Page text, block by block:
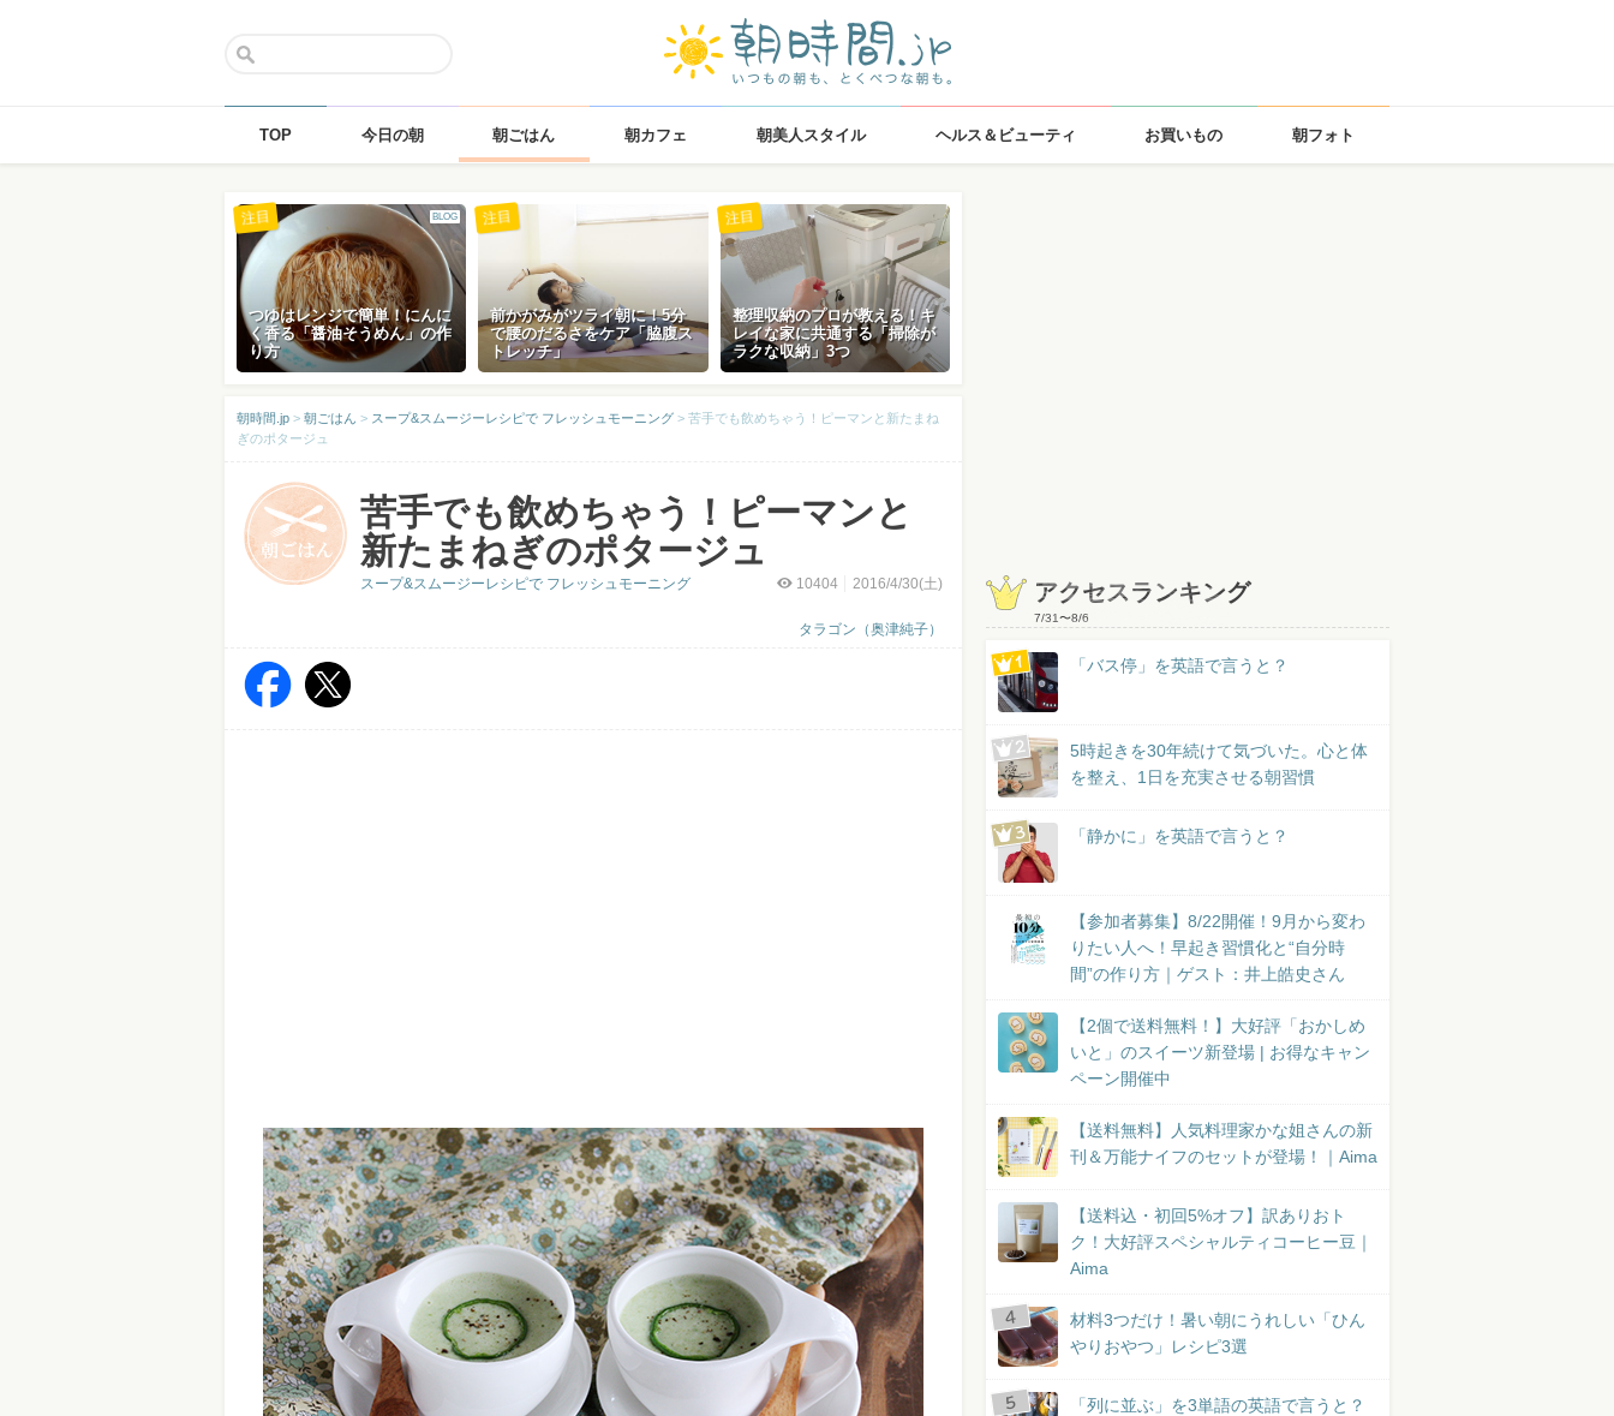
TOP 今日の朝 朝ごはん 朝カフェ 朝美人スタイル ヘルス＆ビューティ お買いもの 朝フォト
BLOG
つゆはレンジで簡単！にんに
く香る「醤油そうめん」の作
り方
注目
前かがみがツライ朝に！5分
で腰のだるさをケア「脇腹ス
トレッチ」
注目
整理収納のプロが教える！キ
レイな家に共通する「掃除が
ラクな収納」3つ
注目
朝時間.jp > 朝ごはん > スープ&スムージーレシピで フレッシュモーニング > 苦手でも飲めちゃう！ピーマンと新たまね
ぎのポタージュ
苦手でも飲めちゃう！ピーマンと
新たまねぎのポタージュ
10404 2016/4/30(土)
タラゴン（奥津純子）
スープ&スムージーレシピで フレッシュモーニング アクセスランキング
7/31〜8/6
「バス停」を英語で言うと？
5時起きを30年続けて気づいた。心と体
を整え、1日を充実させる朝習慣
「静かに」を英語で言うと？
【参加者募集】8/22開催！9月から変わ
りたい人へ！早起き習慣化と“自分時
間”の作り方｜ゲスト：井上皓史さん
【2個で送料無料！】大好評「おかしめ
いと」のスイーツ新登場 | お得なキャン
ペーン開催中
【送料無料】人気料理家かな姐さんの新
刊＆万能ナイフのセットが登場！｜Aima
【送料込・初回5%オフ】訳ありおト
ク！大好評スペシャルティコーヒー豆｜
Aima
材料3つだけ！暑い朝にうれしい「ひん
やりおやつ」レシピ3選
「列に並ぶ」を3単語の英語で言うと？